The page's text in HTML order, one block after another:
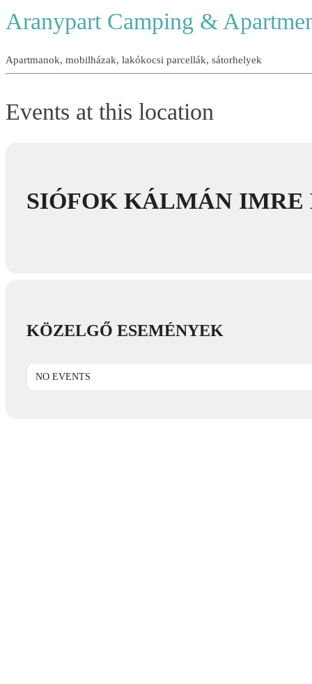
Aranypart Camping &
Apartmanok, mobilházak, lakókocsi parcellák, sátorhelyek
Events at this location
SIÓFOK KÁLMÁN
KÖZELGŐ ESEMÉNYEK
NO EVENTS